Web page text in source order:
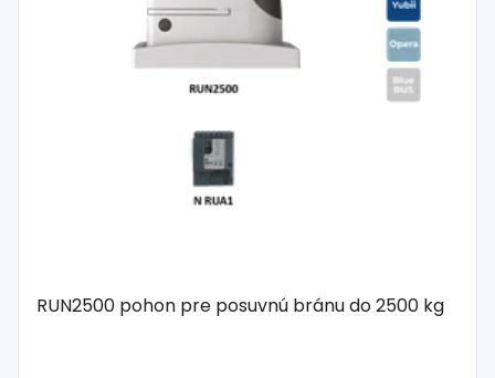
RUN2500 pohon pre posuvnú bránu do 2500 kg